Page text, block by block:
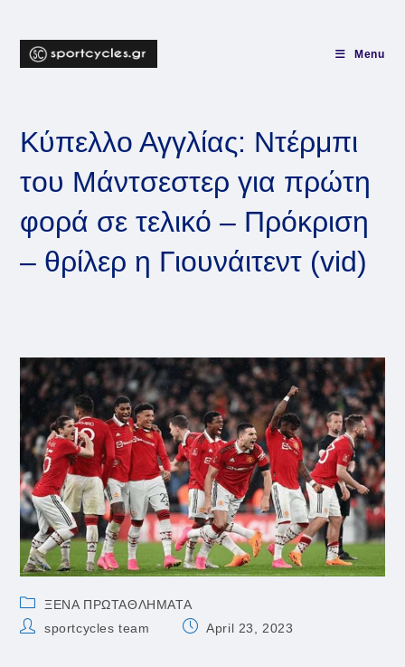
content
Menu
Κύπελλο Αγγλίας: Ντέρμπι
του Μάντσεστερ για πρώτη
φορά σε τελικό – Πρόκριση
– θρίλερ η Γιουνάιτεντ (vid)
Post
category:
ΞΕΝΑ ΠΡΩΤΑΘΛΗΜΑΤΑ
Postsportcycles team
PostApril 23, 2023